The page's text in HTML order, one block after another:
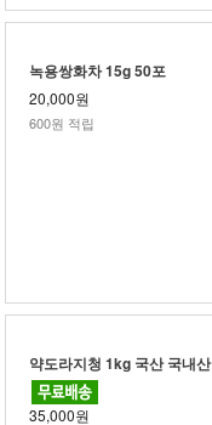
녹용쌍화차 15g 50포
20,000원
600원 적립
약도라지청 1kg 국산 국내산
35,000원